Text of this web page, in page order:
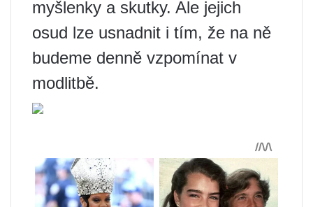
myšlenky a skutky. Ale jejich
osud lze usnadnit i tím, že na ně
budeme denně vzpomínat v
modlitbě.